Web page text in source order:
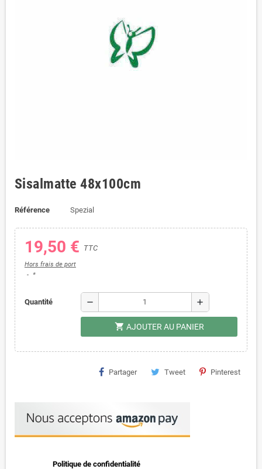
Sisalmatte 48x100cm
Référence Spezial
19,50 € TTC
Hors frais de port
*
Quantité remove add
shopping_cart AJOUTER AU PANIER
Partager Tweet Pinterest
Politique de confidentialité